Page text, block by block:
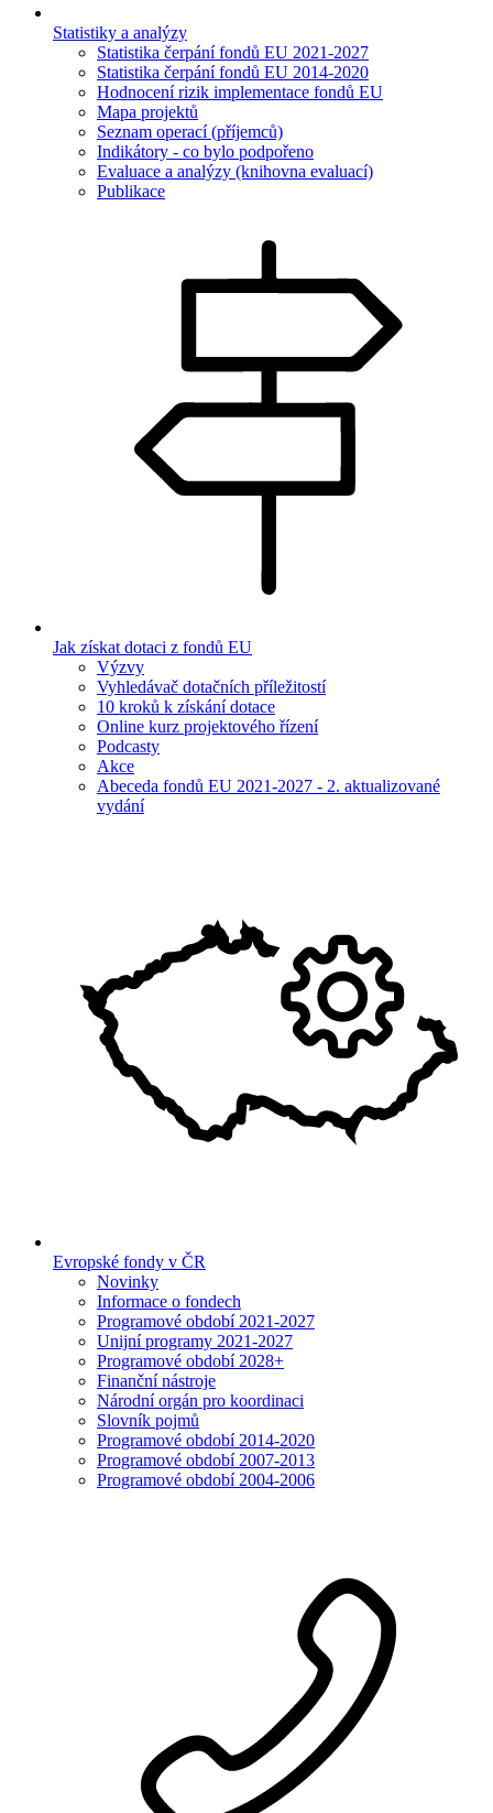
Statistiky a analýzy
Statistika čerpání fondů EU 2021-2027
Statistika čerpání fondů EU 2014-2020
Hodnocení rizik implementace fondů EU
Mapa projektů
Seznam operací (příjemců)
Indikátory - co bylo podpořeno
Evaluace a analýzy (knihovna evaluací)
Publikace
Jak získat dotaci z fondů EU
Výzvy
Vyhledávač dotačních příležitostí
10 kroků k získání dotace
Online kurz projektového řízení
Podcasty
Akce
Abeceda fondů EU 2021-2027 - 2. aktualizované
vydání
Evropské fondy v ČR
Novinky
Informace o fondech
Programové období 2021-2027
Unijní programy 2021-2027
Programové období 2028+
Finanční nástroje
Národní orgán pro koordinaci
Slovník pojmů
Programové období 2014-2020
Programové období 2007-2013
Programové období 2004-2006